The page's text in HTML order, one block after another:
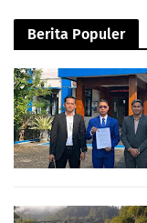
Berita Populer